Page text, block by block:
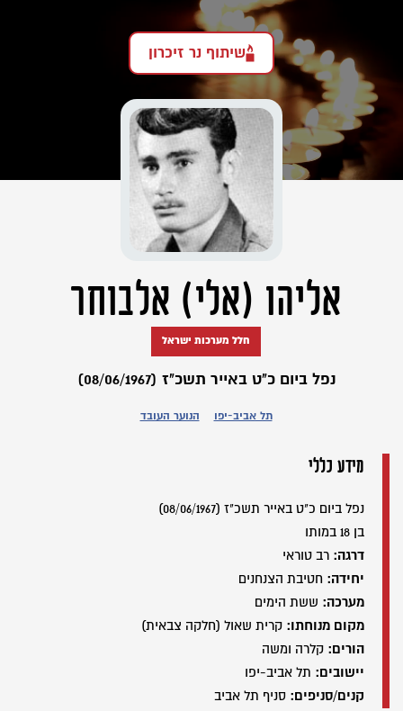
שיתוף נר זיכרון
אליהו (אלי) אלבוחר
חלל מערכות ישראל
נפל ביום כ"ט באייר תשכ"ז (08/06/1967)
תל אביב-יפו הנוער העובד
מידע כללי
נפל ביום כ"ט באייר תשכ"ז (08/06/1967)
בן 18 במותו
דרגה: רב טוראי
יחידה: חטיבת הצנחנים
מערכה: ששת הימים
מקום מנוחתו: קרית שאול (חלקה צבאית)
הורים: קלרה ומשה
יישובים: תל אביב-יפו
קנים/סניפים: סניף תל אביב